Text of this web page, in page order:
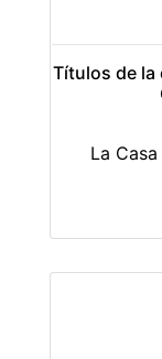
Títulos de la
La